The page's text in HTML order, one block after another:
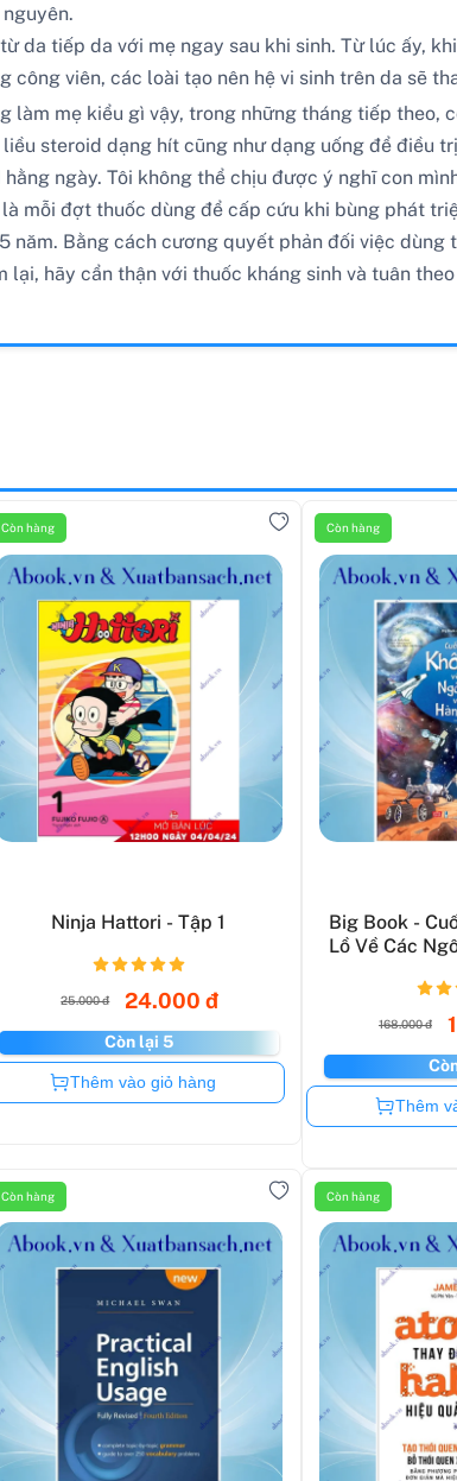
da tiếp da với mẹ ngay sau khi sinh. Từ lúc ấy,
viên, các loài tạo nên hệ vi sinh trên da sẽ
làm mẹ kiểu gì vậy, trong những tháng tiếp theo,
steroid dạng hít cũng như dạng uống để điều
ngày. Tôi không thể chịu được ý nghĩ con
mỗi đợt thuốc dùng để cấp cứu khi bùng phát
Bằng cách cương quyết phản đối việc dùng
hãy cẩn thận với thuốc kháng sinh và tuân
Còn hàng
Ninja Hattori - Tập 1
25.000 đ 24.000 đ
Còn lại 5
Còn hàng
Thêm vào giỏ hàng
Còn hàng
Big Book -
Lồ Về Các
168.000 đ
Thêm
Còn hàng Còn hàng